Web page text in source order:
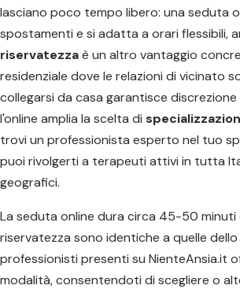
lasciano poco tempo libero: una seduta
spostamenti e si adatta a orari flessibili,
riservatezzaè un altro vantaggio
residenziale dove le relazioni di vicinato
collegarsi da casa garantisce
l'online amplia la scelta di
trovi un professionista esperto nel tuo
puoi rivolgerti a terapeuti attivi in tutta
geografici.
La seduta online dura circa 45-50 minuti
riservatezza sono identiche a quelle
professionisti presenti su NienteAnsia.it
modalità, consentendoti di scegliere o